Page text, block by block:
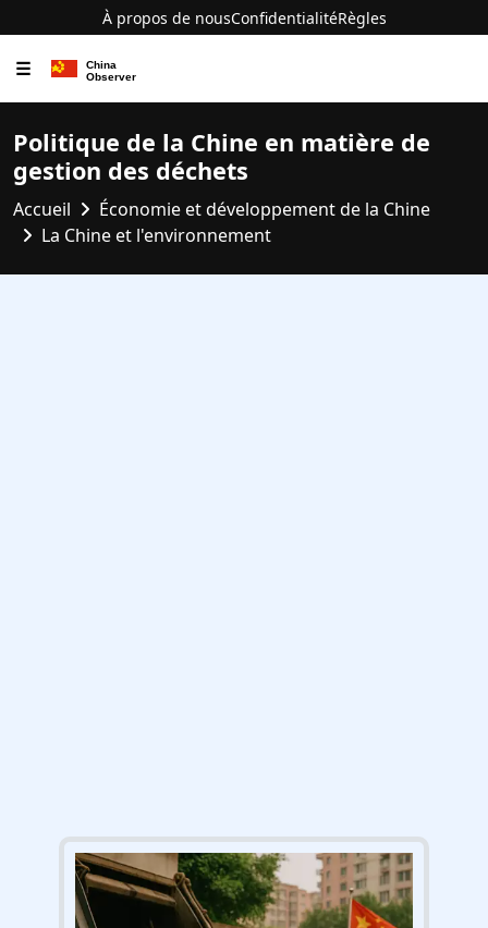
À propos de nousConfidentialitéRègles
☰
Politique de la Chine en matière de
gestion des déchets
Accueil
Économie et développement de la Chine
La Chine et l'environnement